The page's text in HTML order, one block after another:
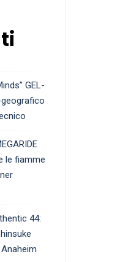
GEL-
geografico
le fiamme
44: